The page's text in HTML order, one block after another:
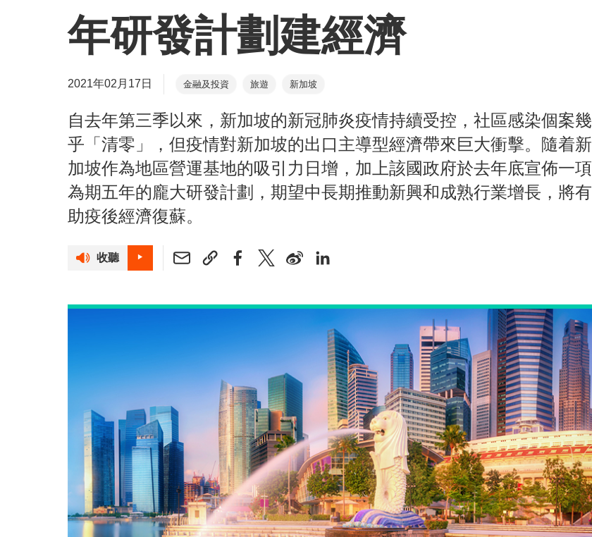
年研發計劃建經濟
2021年02月17日 金融及投資 旅遊 新加坡
自去年第三季以來，新加坡的新冠肺炎疫情持續受控，社區感染個案幾
乎「清零」，但疫情對新加坡的出口主導型經濟帶來巨大衝擊。隨着新
加坡作為地區營運基地的吸引力日增，加上該國政府於去年底宣佈一項
為期五年的龐大研發計劃，期望中長期推動新興和成熟行業增長，將有
助疫後經濟復蘇。
收聽